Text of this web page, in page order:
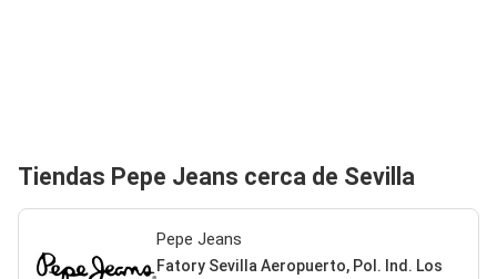
Tiendas Pepe Jeans cerca de Sevilla
Pepe Jeans
Fatory Sevilla Aeropuerto, Pol. Ind. Los